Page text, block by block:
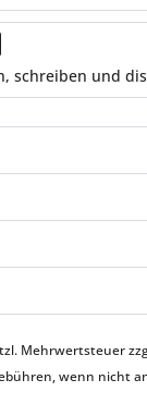
schreiben und
Mehrwertsteuer
wenn nicht